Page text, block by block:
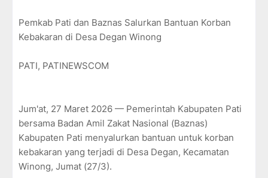
Pemkab Pati dan Baznas Salurkan Bantuan Korban
Kebakaran di Desa Degan Winong
PATI, PATINEWSCOM
Jum'at, 27 Maret 2026 — Pemerintah Kabupaten Pati
bersama Badan Amil Zakat Nasional (Baznas)
Kabupaten Pati menyalurkan bantuan untuk korban
kebakaran yang terjadi di Desa Degan, Kecamatan
Winong, Jumat (27/3).